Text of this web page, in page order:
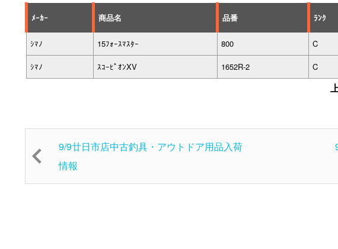
ﾒｰｶｰ 商品名 品番 ﾗﾝｸ
ｼﾏﾉ 15ﾌｫｰｽﾏｽﾀｰ 800 C
ｼﾏﾉ ｽｺｰﾋﾟｵﾝXV 1652R-2 C
9/9廿日市店中古釣具・アウトドア用品入荷
情報